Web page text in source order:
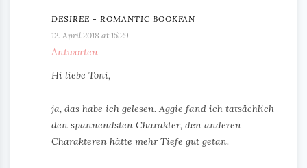
DESIREE - ROMANTIC BOOKFAN
12. April 2018 at 15:29
Antworten
Hi liebe Toni,
ja, das habe ich gelesen. Aggie fand ich tatsächlich
den spannendsten Charakter, den anderen
Charakteren hätte mehr Tiefe gut getan.